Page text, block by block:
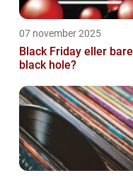
07 november 2025
Black Friday eller bare
black hole?